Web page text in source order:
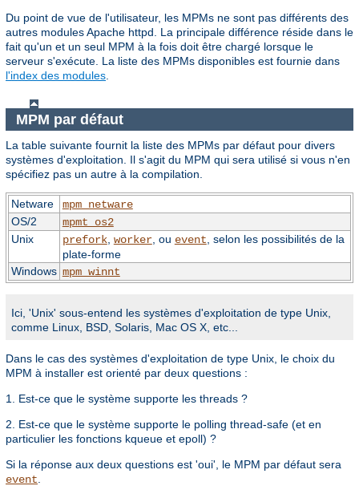
Du point de vue de l'utilisateur, les MPMs ne sont pas différents des
autres modules Apache httpd. La principale différence réside dans le
fait qu'un et un seul MPM à la fois doit être chargé lorsque le
serveur s'exécute. La liste des MPMs disponibles est fournie dans
l'index des modules
MPM par défaut
La table suivante fournit la liste des MPMs par défaut pour divers
systèmes d'exploitation. Il s'agit du MPM qui sera utilisé si vous n'en
spécifiez pas un autre à la compilation.
Netware
mpm_netware
OS/2
mpmt_os2
Unix
prefork, worker, ou event, selon les possibilités de la
plate-forme
Windows mpm_winnt
Ici, 'Unix' sous-entend les systèmes d'exploitation de type Unix,
comme Linux, BSD, Solaris, Mac OS X, etc...
Dans le cas des systèmes d'exploitation de type Unix, le choix du
MPM à installer est orienté par deux questions :
1. Est-ce que le système supporte les threads ?
2. Est-ce que le système supporte le polling thread-safe (et en
particulier les fonctions kqueue et epoll) ?
Si la réponse aux deux questions est 'oui', le MPM par défaut sera
event.